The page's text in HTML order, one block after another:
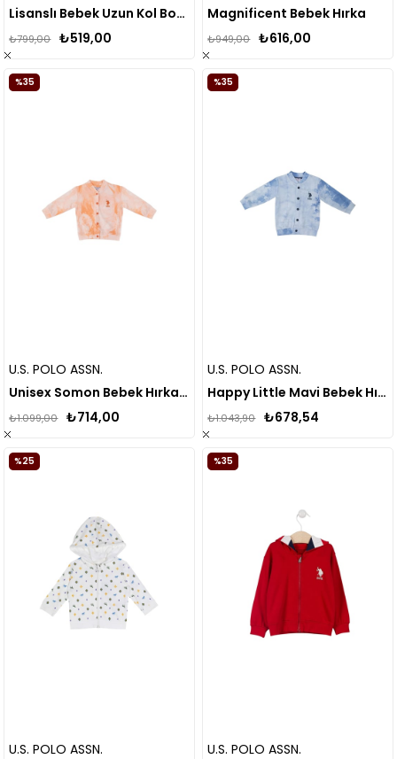
Lisanslı Bebek Uzun Kol Body Zıbın USB1298
₺519,00
₺799,00
Magnificent Bebek Hırka
₺616,00
₺949,00
U.S. POLO ASSN.
Unisex Somon Bebek Hırka USB1244
₺714,00
₺1.099,00
%35
U.S. POLO ASSN.
Happy Little Mavi Bebek Hırka
₺678,54
₺1.043,90
%35
U.S. POLO ASSN.
%25
U.S. POLO ASSN.
%35